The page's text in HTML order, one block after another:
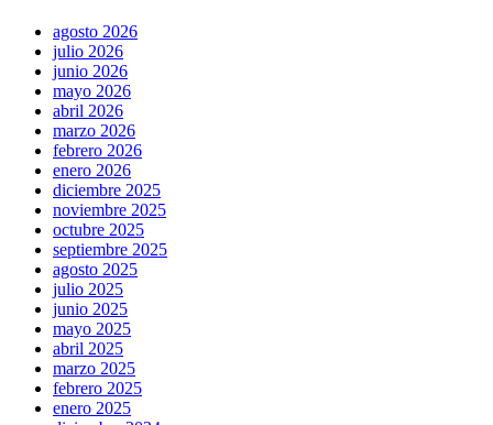
agosto 2026
julio 2026
junio 2026
mayo 2026
abril 2026
marzo 2026
febrero 2026
enero 2026
diciembre 2025
noviembre 2025
octubre 2025
septiembre 2025
agosto 2025
julio 2025
junio 2025
mayo 2025
abril 2025
marzo 2025
febrero 2025
enero 2025